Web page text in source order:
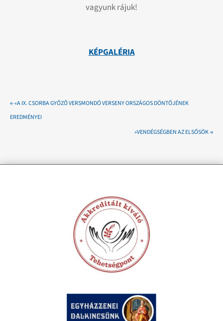
vagyunk rájuk!
KÉPGALÉRIA
←«A IX. CSORBA GYŐZŐ VERSMONDÓ VERSENY ORSZÁGOS DÖNTŐJÉNEK
EREDMÉNYEI
»VENDÉGSÉGBEN AZ ELSŐSÖK→